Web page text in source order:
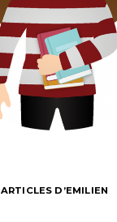
ARTICLES D’EMILIEN